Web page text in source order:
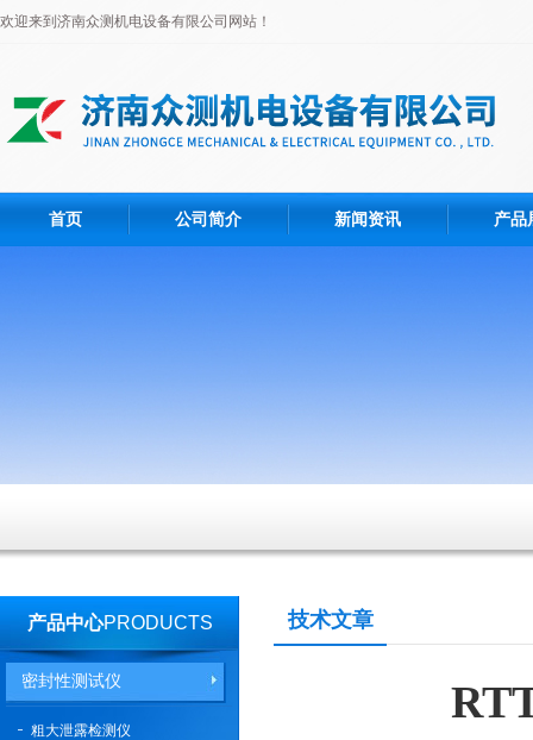
欢迎来到济南众测机电设备有限公司网站！
首页 公司简介 新闻资讯 产品
产品中心PRODUCTS
密封性测试仪
粗大泄露检测仪
技术文章